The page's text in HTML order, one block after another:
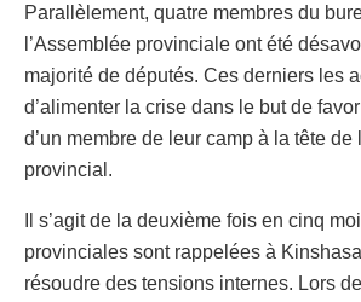
Parallèlement, quatre membres du
l’Assemblée provinciale ont été
majorité de députés. Ces derniers les
d’alimenter la crise dans le but de
d’un membre de leur camp à la tête de
provincial.
Il s’agit de la deuxième fois en cinq
provinciales sont rappelées à
résoudre des tensions internes. Lors